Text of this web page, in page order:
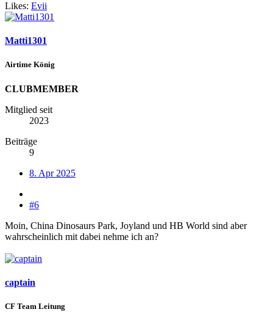
Likes: Evii
Matti1301
Airtime König
CLUBMEMBER
Mitglied seit
2023
Beiträge
9
8. Apr 2025
#6
Moin, China Dinosaurs Park, Joyland und HB World sind aber
wahrscheinlich mit dabei nehme ich an?
captain
CF Team Leitung